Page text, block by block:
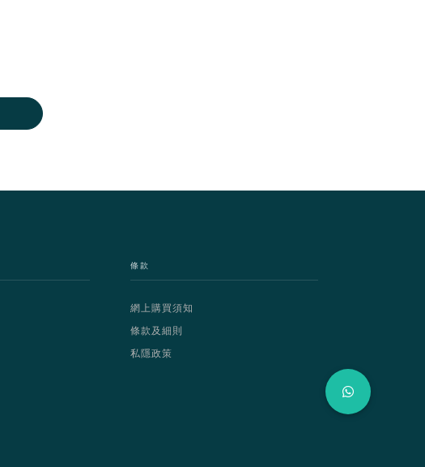
條款
網上購買須知
條款及細則
私隱政策